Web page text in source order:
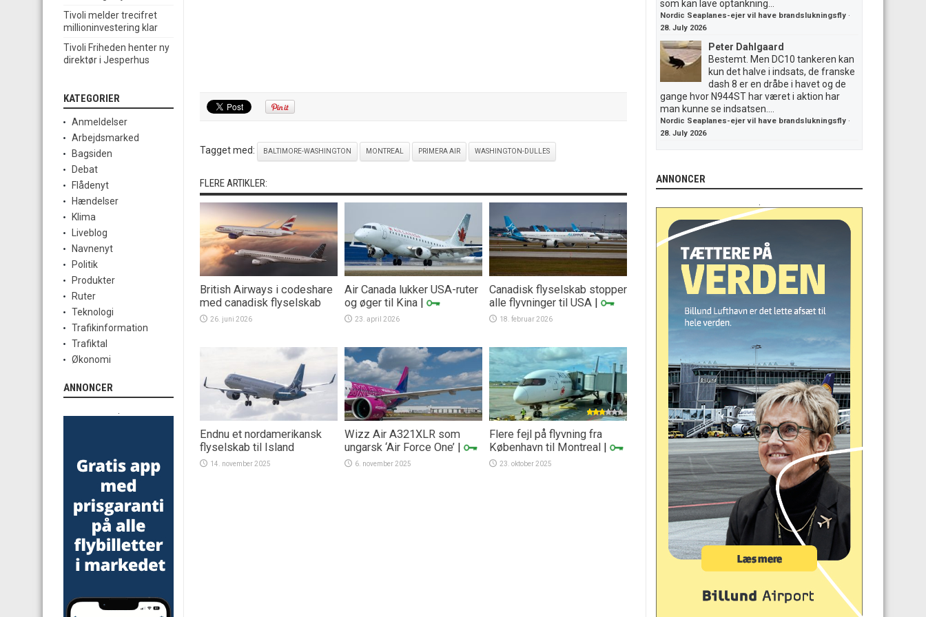
Tagget med: BALTIMORE-WASHINGTON MONTREAL PRIMERA AIR WASHINGTON-DULLES
FLERE ARTIKLER:
British Airways i codeshare
med canadisk flyselskab
26. juni 2026
Air Canada lukker USA-ruter
og øger til Kina |
23. april 2026
Canadisk flyselskab stopper
alle flyvninger til USA |
18. februar 2026
Endnu et nordamerikansk
flyselskab til Island
14. november 2025
Wizz Air A321XLR som
ungarsk ‘Air Force One’ |
6. november 2025
Flere fejl på flyvning fra
København til Montreal |
23. oktober 2025
Tivoli melder trecifret
millioninvestering klar
Tivoli Friheden henter ny
direktør i Jesperhus
KATEGORIER
Anmeldelser
Arbejdsmarked
Bagsiden
Debat
Flådenyt
Hændelser
Klima
Liveblog
Navnenyt
Politik
Produkter
Ruter
Teknologi
Trafikinformation
Trafiktal
Økonomi
ANNONCER
som kan lave optankning...
Nordic Seaplanes-ejer vil have brandslukningsfly ·
28. July 2026
Peter Dahlgaard
Bestemt. Men DC10 tankeren kan
kun det halve i indsats, de franske
dash 8 er en dråbe i havet og de
gange hvor N944ST har været i aktion har
man kunne se indsatsen....
Nordic Seaplanes-ejer vil have brandslukningsfly ·
28. July 2026
ANNONCER